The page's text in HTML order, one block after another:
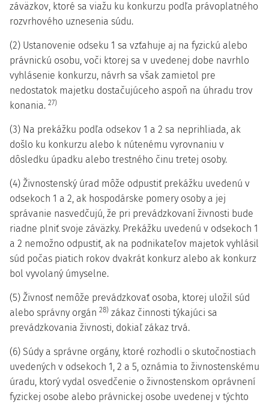
záväzkov, ktoré sa viažu ku konkurzu podľa právoplatného
rozvrhového uznesenia súdu.
(2) Ustanovenie odseku 1 sa vzťahuje aj na fyzickú alebo
právnickú osobu, voči ktorej sa v uvedenej dobe navrhlo
vyhlásenie konkurzu, návrh sa však zamietol pre
nedostatok majetku dostačujúceho aspoň na úhradu trov
konania. 27)
(3) Na prekážku podľa odsekov 1 a 2 sa neprihliada, ak
došlo ku konkurzu alebo k nútenému vyrovnaniu v
dôsledku úpadku alebo trestného činu tretej osoby.
(4) Živnostenský úrad môže odpustiť prekážku uvedenú v
odsekoch 1 a 2, ak hospodárske pomery osoby a jej
správanie nasvedčujú, že pri prevádzkovaní živnosti bude
riadne plniť svoje záväzky. Prekážku uvedenú v odsekoch 1
a 2 nemožno odpustiť, ak na podnikateľov majetok vyhlásil
súd počas piatich rokov dvakrát konkurz alebo ak konkurz
bol vyvolaný úmyselne.
(5) Živnosť nemôže prevádzkovať osoba, ktorej uložil súd
alebo správny orgán 28) zákaz činnosti týkajúci sa
prevádzkovania živnosti, dokiaľ zákaz trvá.
(6) Súdy a správne orgány, ktoré rozhodli o skutočnostiach
uvedených v odsekoch 1, 2 a 5, oznámia to živnostenskému
úradu, ktorý vydal osvedčenie o živnostenskom oprávnení
fyzickej osobe alebo právnickej osobe uvedenej v týchto